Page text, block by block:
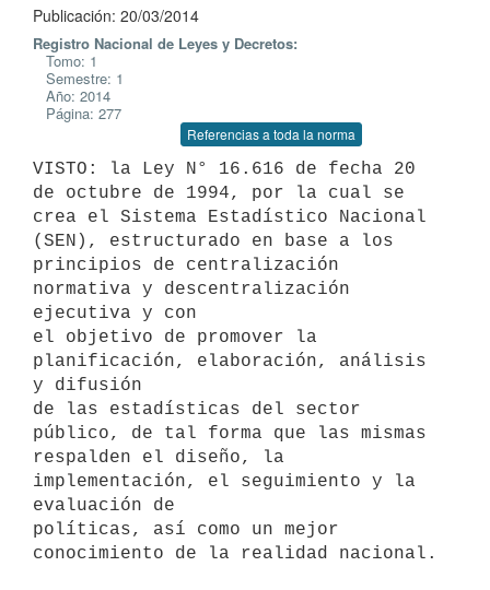
Publicación: 20/03/2014
Registro Nacional de Leyes y Decretos:
Tomo: 1
Semestre: 1
Año: 2014
Página: 277
Referencias a toda la norma
VISTO: la Ley N° 16.616 de fecha 20
de octubre de 1994, por la cual se
crea el Sistema Estadístico Nacional
(SEN), estructurado en base a los
principios de centralización
normativa y descentralización
ejecutiva y con
el objetivo de promover la
planificación, elaboración, análisis
y difusión
de las estadísticas del sector
público, de tal forma que las mismas
respalden el diseño, la
implementación, el seguimiento y la
evaluación de
políticas, así como un mejor
conocimiento de la realidad nacional.